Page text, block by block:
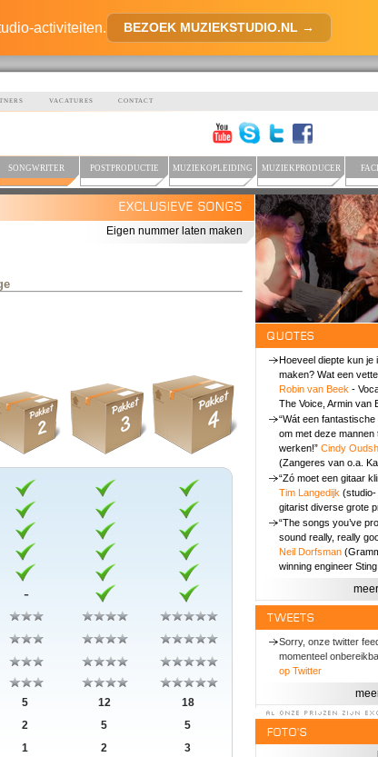
activiteiten. BEZOEK MUZIEKSTUDIO.NL →
VACATURES CONTACT
SONGWRITER POSTPRODUCTIE MUZIEKOPLEIDING MUZIEKPRODUCER
EXCLUSIEVE SONGS
Eigen nummer laten maken
-
5 12
18
2 5
5
1 2 3
QUOTES
Hoeveel diepte kun je
maken? Wat een
Robin van Beek -
The Voice, Armin van
“Wát een
om met deze mannen
werken!” Cindy
(Zangeres van o.a.
“Zó moet een gitaar
Tim Langedijk (studio-
gitarist diverse grote
“The songs you’ve
sound really, really
Neil Dorfsman
winning engineer
TWEETS
Sorry, onze twitter
momenteel
op Twitter
al onze prijzen zijn
FOTO'S